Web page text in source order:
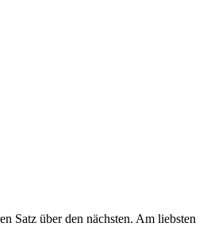
Satz über den nächsten. Am liebsten